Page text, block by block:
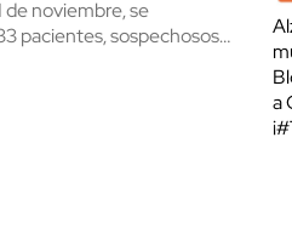
de noviembre, se
pacientes, sospechosos…
a